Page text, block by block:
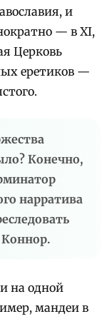
и
— в XI,
Церковь
еретиков —
Конечно,
нарратива
на одной
мандеи в